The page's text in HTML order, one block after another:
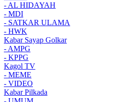
- AL HIDAYAH
- MDI
- SATKAR ULAMA
- HWK
Kabar Sayap Golkar
- AMPG
- KPPG
Kagol TV
- MEME
- VIDEO
Kabar Pilkada